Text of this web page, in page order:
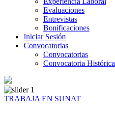
Evaluaciones
Entrevistas
Bonificaciones
Iniciar Sesión
Convocatorias
Convocatorias
Convocatoria Histórica
TRABAJA EN SUNAT